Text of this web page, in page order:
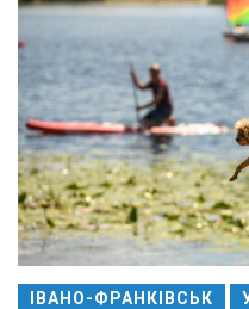
ІВАНО-ФРАНКІВСЬК